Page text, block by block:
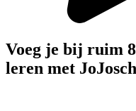
Voeg je bij ruim
leren met